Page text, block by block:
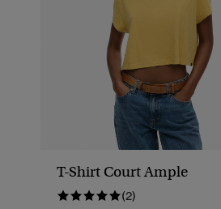
T-Shirt Court Ample
(2)